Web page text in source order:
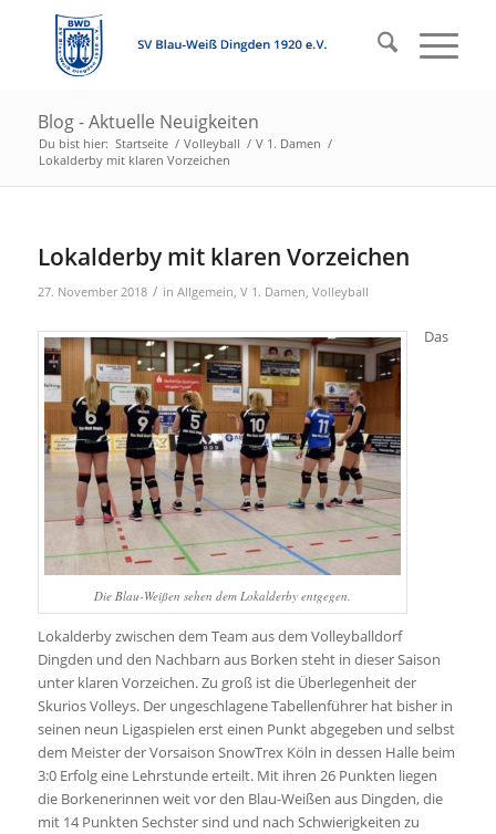
Blog - Aktuelle Neuigkeiten
Du bist hier: Startseite / Volleyball / V 1. Damen /
Lokalderby mit klaren Vorzeichen
Lokalderby mit klaren Vorzeichen
27. November 2018 / in Allgemein, V 1. Damen, Volleyball
Die Blau-Weißen sehen dem Lokalderby entgegen.
Das
Lokalderby zwischen dem Team aus dem Volleyballdorf
Dingden und den Nachbarn aus Borken steht in dieser Saison
unter klaren Vorzeichen. Zu groß ist die Überlegenheit der
Skurios Volleys. Der ungeschlagene Tabellenführer hat bisher in
seinen neun Ligaspielen erst einen Punkt abgegeben und selbst
dem Meister der Vorsaison SnowTrex Köln in dessen Halle beim
3:0 Erfolg eine Lehrstunde erteilt. Mit ihren 26 Punkten liegen
die Borkenerinnen weit vor den Blau-Weißen aus Dingden, die
mit 14 Punkten Sechster sind und nach Schwierigkeiten zu